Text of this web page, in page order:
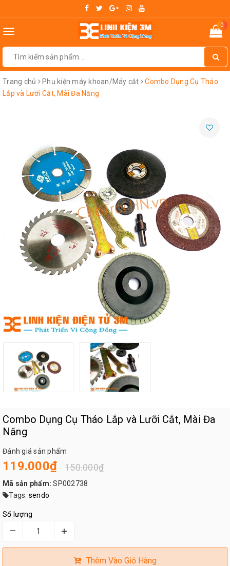
Toggle
0
Trang chủ Phụ kiện máy khoan/Máy cắt
Combo Dụng Cụ Tháo
Lắp và Lưỡi Cắt, Mài Đa Năng
Combo Dụng Cụ Tháo Lắp và Lưỡi Cắt, Mài Đa
Năng
Đánh giá sản phẩm
119.000₫ 150.000₫
Mã sản phẩm: SP002738
Tags: sendo
Số lượng
– +
Thêm Vào Giỏ Hàng